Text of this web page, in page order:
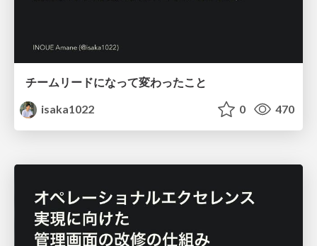
チームリードになって変わったこと
isaka1022
0 470